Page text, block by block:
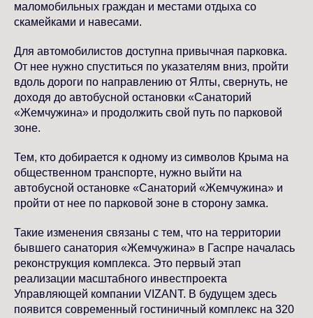
маломобильных граждан и местами отдыха со
скамейками и навесами.
Для автомобилистов доступна привычная парковка.
От нее нужно спуститься по указателям вниз, пройти
вдоль дороги по направлению от Ялты, свернуть, не
доходя до автобусной остановки «Санаторий
«Жемчужина» и продолжить свой путь по парковой
зоне.
Тем, кто добирается к одному из символов Крыма на
общественном транспорте, нужно выйти на
автобусной остановке «Санаторий «Жемчужина» и
пройти от нее по парковой зоне в сторону замка.
Такие изменения связаны с тем, что на территории
бывшего санатория «Жемчужина» в Гаспре началась
реконструкция комплекса. Это первый этап
реализации масштабного инвестпроекта
Управляющей компании VIZANT. В будущем здесь
появится современный гостиничный комплекс на 320